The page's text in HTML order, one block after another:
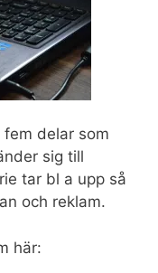
fem delar som
sig till
tar bl a upp så
och reklam.
här: